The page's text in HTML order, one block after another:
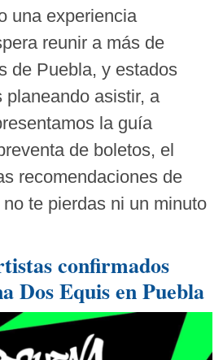
una experiencia
reunir a más de
de Puebla, y estados
asistir, a
la guía
de boletos, el
recomendaciones de
te pierdas ni un minuto
confirmados
Dos Equis en Puebla